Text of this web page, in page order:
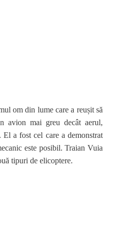
om din lume care a reușit să
avion mai greu decât aerul,
a fost cel care a demonstrat
este posibil. Traian Vuia
tipuri de elicoptere.